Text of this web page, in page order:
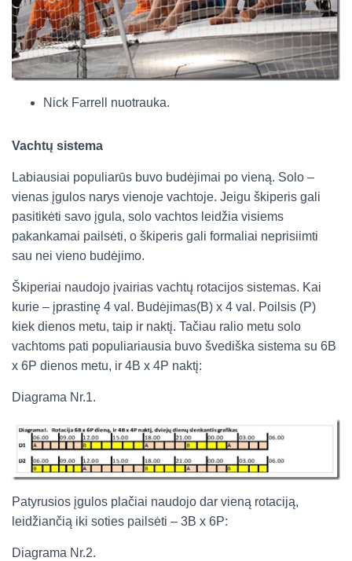
Nick Farrell nuotrauka.
Vachtų sistema
Labiausiai populiarūs buvo budėjimai po vieną. Solo –
vienas įgulos narys vienoje vachtoje. Jeigu škiperis gali
pasitikėti savo įgula, solo vachtos leidžia visiems
pakankamai pailsėti, o škiperis gali formaliai neprisiimti
sau nei vieno budėjimo.
Škiperiai naudojo įvairias vachtų rotacijos sistemas. Kai
kurie – įprastinę 4 val. Budėjimas(B) x 4 val. Poilsis (P)
kiek dienos metu, taip ir naktį. Tačiau ralio metu solo
vachtoms pati populiariausia buvo švediška sistema su 6B
x 6P dienos metu, ir 4B x 4P naktį:
Diagrama Nr.1.
Patyrusios įgulos plačiai naudojo dar vieną rotaciją,
leidžiančią iki soties pailsėti – 3B x 6P:
Diagrama Nr.2.